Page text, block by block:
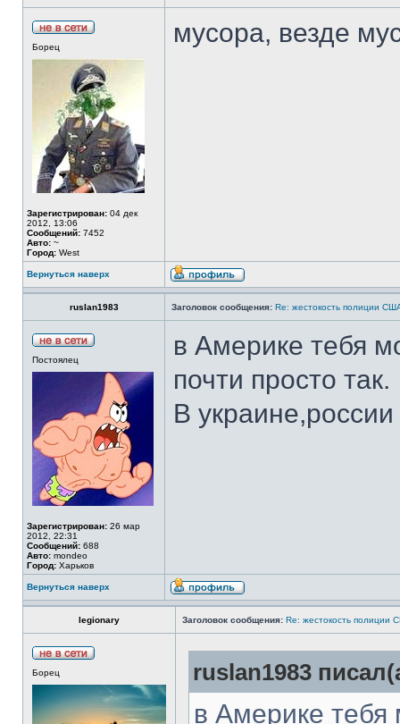
Борец
Зарегистрирован: 04 дек
2012, 13:06
Сообщений: 7452
Авто: ~
Город: West
мусора, везде
Вернуться наверх
ruslan1983 Заголовок сообщения: Re: жестокость полиции
Постоялец
Зарегистрирован: 26 мар
2012, 22:31
Сообщений: 688
Авто: mondeo
Город: Харьков
в Америке тебя
почти просто так.
В
Вернуться наверх
legionary Заголовок сообщения: Re: жестокость полиции
Борец ruslan1983
в Америке тебя